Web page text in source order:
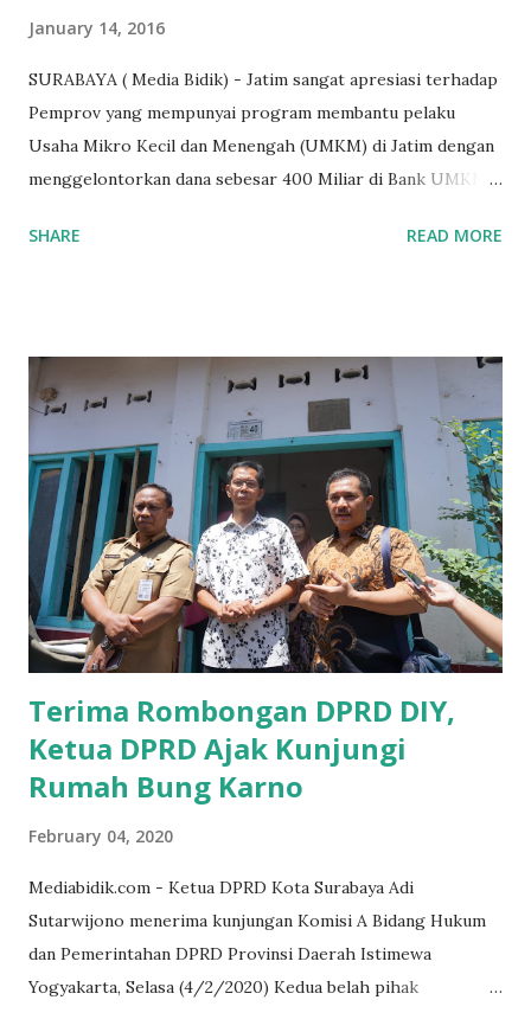
January 14, 2016
SURABAYA ( Media Bidik) - Jatim sangat apresiasi terhadap
Pemprov yang mempunyai program membantu pelaku
Usaha Mikro Kecil dan Menengah (UMKM) di Jatim dengan
menggelontorkan dana sebesar 400 Miliar di Bank UMKM
UMKM di Jatim. Namun Chusainuddin,S.Sos Anggota Komisi
yang sebenarnya ada dana pinjaman lunak untuk mereka. "
Ketika saya menjalankan Reses di Blitar,Kediri dan
Tulungagung , banyak masyarakat sana tak mengetahui ada
dana pinjaman lunak di Bank UMKM untuk para pelaku
UMKM, karena sebenarnya jika Pemprov serius
memberikan sosialisasi sampai ke tingkat desa,maka saya
yakin masyarakat sangat senang sekali," ucap pria yang
akrab dipanggil Gus Udin tersebut. Apalagi menyambut
MEA, seharusnya pelaku UMKM sudah mengerti kalau ada
dana pinjaman unt...
SHARE READ MORE
Terima Rombongan DPRD DIY,
Ketua DPRD Ajak Kunjungi
Rumah Bung Karno
February 04, 2020
Mediabidik.com - Ketua DPRD Kota Surabaya Adi
Sutarwijono menerima kunjungan Komisi A Bidang Hukum
dan Pemerintahan DPRD Provinsi Daerah Istimewa
Yogyakarta, Selasa (4/2/2020) Kedua belah pihak